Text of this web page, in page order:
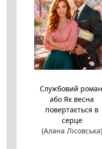
Службовий
або Як весна
повертається в
серце
(Алана Лісовська)